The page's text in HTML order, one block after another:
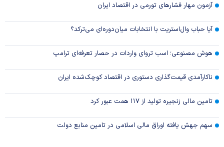
آزمون مهار فشار‌های تورمی در اقتصاد ایران
آیا حباب وال‌استریت با انتخابات میان‌دوره‌ای می‌ترکد؟
هوش مصنوعی؛ اسب تروای واردات در حصار تعرفه‌ای ترامپ
ناکارآمدی قیمت‌گذاری دستوری در اقتصاد کوچک‌شده ایران
تامین مالی زنجیره تولید از ۱۱۷ همت عبور کرد
سهم جهش یافته اوراق مالی اسلامی در تامین منابع دولت